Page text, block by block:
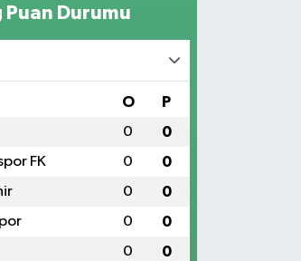
Puan Durumu
O P
0 0
FK 0 0
0 0
0 0
0 0